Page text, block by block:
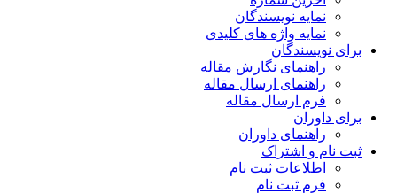
نمایه نویسندگان
نمایه واژه های کلیدی
برای نویسندگان
راهنمای نگارش مقاله
راهنمای ارسال مقاله
فرم ارسال مقاله
برای داوران
راهنمای داوران
ثبت نام و اشتراک
اطلاعات ثبت نام
فرم ثبت نام